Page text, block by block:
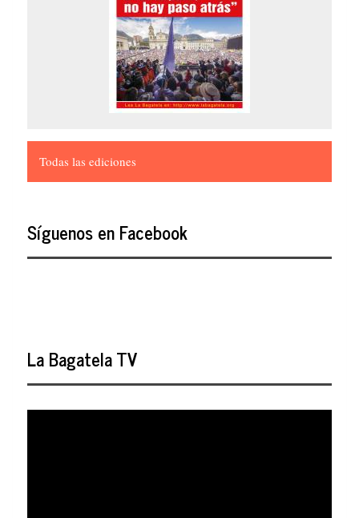
Todas las ediciones
Síguenos en Facebook
La Bagatela TV